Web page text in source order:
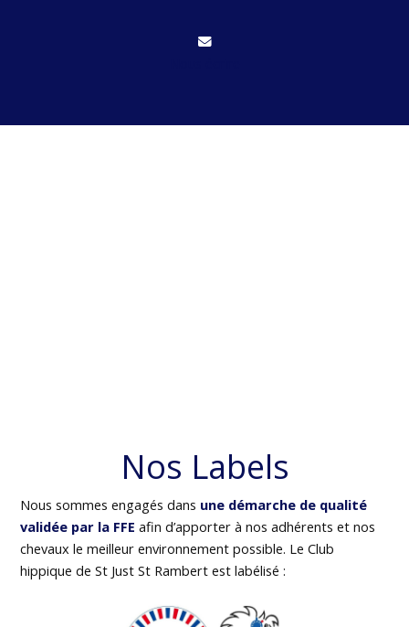
Nos Labels
Nous sommes engagés dans une démarche de qualité
validée par la FFE afin d’apporter à nos adhérents et nos
chevaux le meilleur environnement possible. Le Club
hippique de St Just St Rambert est labélisé :